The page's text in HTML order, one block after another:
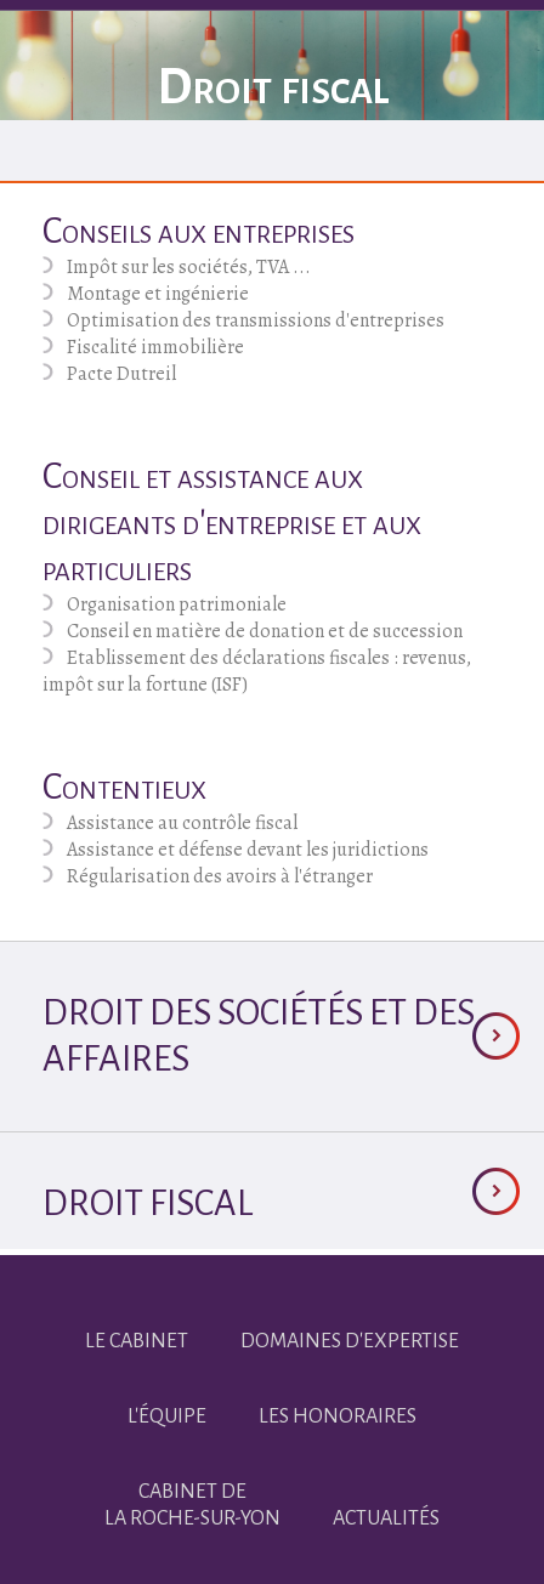
Droit fiscal
Conseils aux entreprises
Impôt sur les sociétés, TVA ...
Montage et ingénierie
Optimisation des transmissions d'entreprises
Fiscalité immobilière
Pacte Dutreil
Conseil et assistance aux
dirigeants d'entreprise et aux
particuliers
Organisation patrimoniale
Conseil en matière de donation et de succession
Etablissement des déclarations fiscales : revenus,
impôt sur la fortune (ISF)
Contentieux
Assistance au contrôle fiscal
Assistance et défense devant les juridictions
Régularisation des avoirs à l'étranger
DROIT DES SOCIÉTÉS ET DES
AFFAIRES
DROIT FISCAL
LE CABINET DOMAINES D'EXPERTISE
L'ÉQUIPE LES HONORAIRES
CABINET DE
LA ROCHE-SUR-YON
ACTUALITÉS